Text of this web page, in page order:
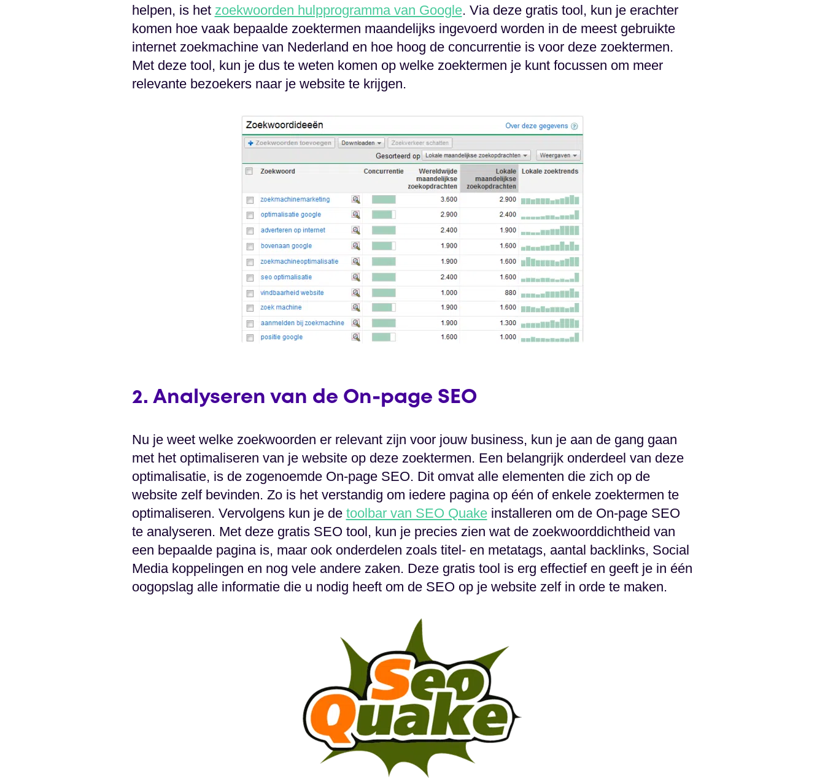
helpen, is het zoekwoorden hulpprogramma van Google. Via deze gratis tool, kun je erachter
komen hoe vaak bepaalde zoektermen maandelijks ingevoerd worden in de meest gebruikte
internet zoekmachine van Nederland en hoe hoog de concurrentie is voor deze zoektermen.
Met deze tool, kun je dus te weten komen op welke zoektermen je kunt focussen om meer
relevante bezoekers naar je website te krijgen.
2. Analyseren van de On-page SEO
Nu je weet welke zoekwoorden er relevant zijn voor jouw business, kun je aan de gang gaan
met het optimaliseren van je website op deze zoektermen. Een belangrijk onderdeel van deze
optimalisatie, is de zogenoemde On-page SEO. Dit omvat alle elementen die zich op de
website zelf bevinden. Zo is het verstandig om iedere pagina op één of enkele zoektermen te
optimaliseren. Vervolgens kun je de toolbar van SEO Quakeinstalleren om de On-page SEO
te analyseren. Met deze gratis SEO tool, kun je precies zien wat de zoekwoorddichtheid van
een bepaalde pagina is, maar ook onderdelen zoals titel- en metatags, aantal backlinks, Social
Media koppelingen en nog vele andere zaken. Deze gratis tool is erg effectief en geeft je in één
oogopslag alle informatie die u nodig heeft om de SEO op je website zelf in orde te maken.